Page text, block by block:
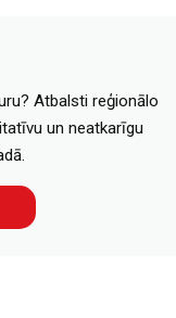
Atbalsti reģionālo
un neatkarīgu